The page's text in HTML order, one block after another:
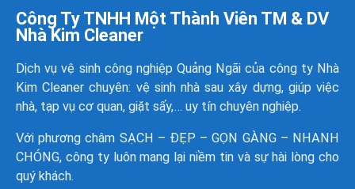
Công Ty TNHH Một Thành Viên TM & DV
Nhà Kim Cleaner
Dịch vụ vệ sinh công nghiệp Quảng Ngãi của công ty Nhà
Kim Cleaner chuyên: vệ sinh nhà sau xây dựng, giúp việc
nhà, tạp vụ cơ quan, giặt sấy,… uy tín chuyên nghiệp.
Với phương châm SẠCH – ĐẸP – GỌN GÀNG – NHANH
CHÓNG, công ty luôn mang lại niềm tin và sự hài lòng cho
quý khách.